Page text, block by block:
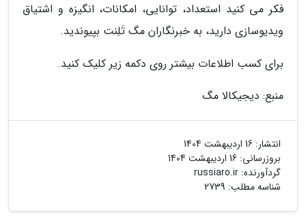
فکر می کنید استعداد، توانایی، امکانات، انگیزه و اشتیاق
ویدیوسازی دارید، به خبرنگاران مگ تَلِنت بپیوندید.
برای کسب اطلاعات بیشتر روی دکمه زیر کلیک کنید.
منبع: دیجیکالا مگ
انتشار: 16 اردیبهشت 1404
بروزرسانی: 16 اردیبهشت 1404
گردآورنده: russiaro.ir
شناسه مطلب: 2739